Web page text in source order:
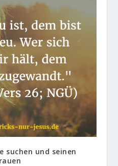
suchen und seinen